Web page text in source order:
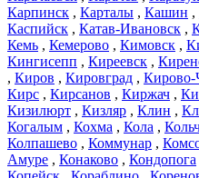
Карпинск , Карталы , Кашин ,
Каспийск , Катав-Ивановск ,
Кемь , Кемерово , Кимовск ,
Кингисепп , Киреевск ,
, Киров , Кировград , Кирово-
Кирс , Кирсанов , Киржач ,
Кизилюрт , Кизляр , Клин ,
Когалым , Кохма , Кола ,
Колпашево , Коммунар ,
Амуре , Конаково , Кондопога